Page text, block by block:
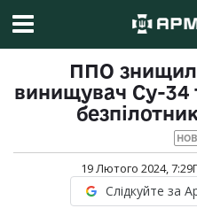
ППО
винищувач Су-34
19 Лютого 2024, 7:29
Слідкуйте за